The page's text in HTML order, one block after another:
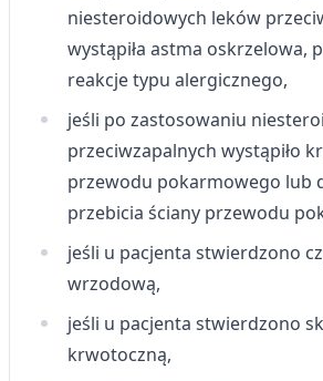
niesteroidowych leków
wystąpiła astma oskrzelowa,
reakcje typu alergicznego,
jeśli po zastosowaniu
przeciwzapalnych wystąpiło
przewodu pokarmowego lub
przebicia ściany przewodu
jeśli u pacjenta stwierdzono
wrzodową,
jeśli u pacjenta stwierdzono
krwotoczną,
Pomiar efektywności treści
Rozumienie odbiorców dzięki
kombinacji danych z różnych źródeł
Rozwój i ulepszanie usług
Wykorzystywanie ograniczonych
wyboru treści
Funkcje specjalne IAB:
Użycie dokładnych danych
geolokalizacyjnych
Identyfikowanie urządzeń na
aktywnie żądanych informacji